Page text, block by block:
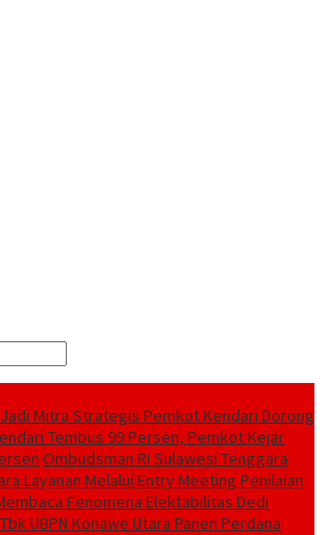
Jadi Mitra Strategis Pemkot Kendari Dorong
Tembus 99 Persen, Pemkot Kejar
Ombudsman RI Sulawesi Tenggara
Layanan Melalui Entry Meeting Penilaian
Fenomena Elektabilitas Dedi
UBPN Konawe Utara Panen Perdana